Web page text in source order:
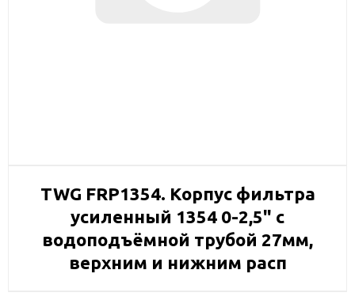
TWG FRP1354. Корпус фильтра
усиленный 1354 0-2,5" с
водоподъёмной трубой 27мм,
верхним и нижним расп